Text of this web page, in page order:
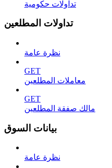
تداولات حكومية
تداولات المطلعين
نظرة عامة
GET
معاملات المطلعين
GET
مالك صفقة المطلعين
بيانات السوق
نظرة عامة